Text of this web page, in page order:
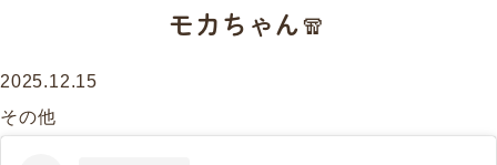
モカちゃん🧣⁡
2025.12.15
その他